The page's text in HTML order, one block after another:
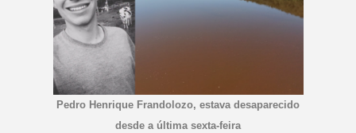
Pedro Henrique Frandolozo, estava desaparecido
desde a última sexta-feira